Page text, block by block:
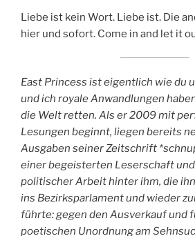
Liebe ist kein Wort. Liebe ist. Die
hier und sofort. Come in and let it
East Princess ist eigentlich wie du
und ich royale Anwandlungen
die Welt retten. Als er 2009 mit
Lesungen beginnt, liegen bereits
Ausgaben seiner Zeitschrift
einer begeisterten Leserschaft
politischer Arbeit hinter ihm, die
ins Bezirksparlament und wieder
führte: gegen den Ausverkauf und
poetischen Unordnung am